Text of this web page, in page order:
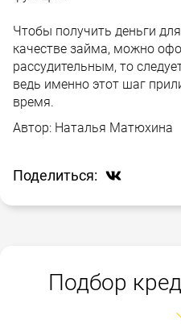
Чтобы получить деньги
качестве займа, можно
рассудительным, то
ведь именно этот шаг
время.
Автор: Наталья Матюхина
Поделиться:
Подбор